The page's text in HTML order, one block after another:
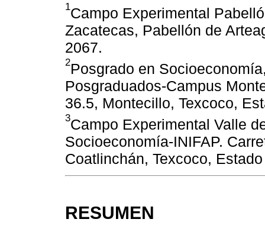
1Campo Experimental
Zacatecas, Pabellón de
2067.
2Posgrado en
Posgraduados-Campus
36.5, Montecillo, Texcoco,
3Campo Experimental Valle
Socioeconomía-INIFAP.
Coatlinchán, Texcoco,
RESUMEN